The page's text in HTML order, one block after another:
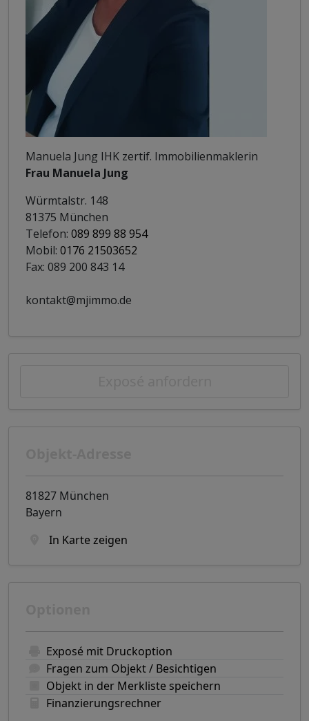
Manuela Jung IHK zertif. Immobilienmaklerin
Frau Manuela Jung
Würmtalstr. 148
81375 München
Telefon: 089 899 88 954
Mobil: 0176 21503652
Fax: 089 200 843 14
kontakt@mjimmo.de
81827 München
Bayern
In Karte zeigen
Exposé mit Druckoption
Fragen zum Objekt / Besichtigen
Objekt in der Merkliste speichern
Finanzierungsrechner